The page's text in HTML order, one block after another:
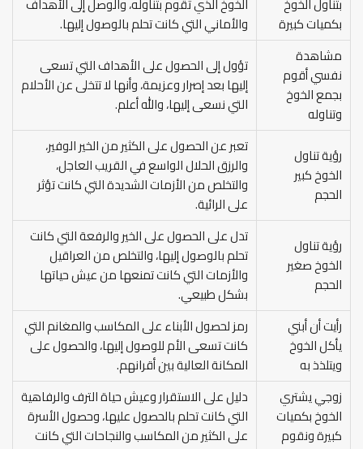
بتناول الخوخ
بكميات كبيرة
الخوخ الذي تقوم بتناوله، والوصل إلى الأهداف
والأماني التي كانت تحلم بالوصول إليها.
مشاهدة
نفسي أقوم
بجمع الخوخ
وتناوله
تؤول إلى الحصول على الأهداف التي تسعى
إليها بعد إصرار وعزيمة، وأنها لا تتخلى عن الأحلام
التي نسعى إليها، والله أعلم.
رؤية تناول
الخوخ كبير
الحجم
تعبر عن الحصول على الكثير من الخير الوفير،
والرزق الحلال الواسع في القريب العاجل،
والتخلص من الأزمات الشديدة التي كانت تؤثر
على الرائية.
رؤية تناول
الخوخ صغير
الحجم
تدل على الحصول على الخير والرفعة التي كانت
تحلم بالوصول إليها، والتخلص من العراقيل
والأزمات التي كانت تمنعها من عيش حياتها
بشكل طبيعي.
رأيت أن أبني
يأكل الخوخ
ويتلذذ به
رمز لحصول الأبناء على المكاسب والمغانم التي
كانت تسعى الأم للوصول إليها، والحصول على
المكانة العالية بين أقرانهم.
زوجي يشتري
الخوخ بكميات
كبيرة ونقوم
دليل على الاستقرار وعيش حياة الترف والرفاهية
التي كانت تحلم بالحصول عليها، وحصول الأسرة
على الكثير من المكاسب والنجاحات التي كانت